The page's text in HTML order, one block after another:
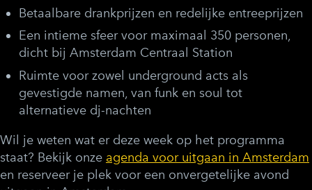
Betaalbare drankprijzen en redelijke entreeprijzen
Een intieme sfeer voor maximaal 350 personen,
dicht bij Amsterdam Centraal Station
Ruimte voor zowel underground acts als
gevestigde namen, van funk en soul tot
alternatieve dj-nachten
Wil je weten wat er deze week op het programma
staat? Bekijk onze agenda voor uitgaan in Amsterdam
en reserveer je plek voor een onvergetelijke avond